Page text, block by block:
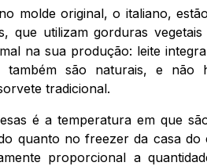
molde original, o italiano,
que utilizam gorduras
na sua produção: leite
também são naturais, e não
tradicional.
é a temperatura em que
quanto no freezer da casa do
proporcional a